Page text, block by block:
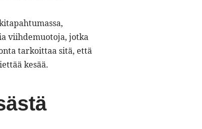
viihdemuotoja, jotka
tarkoittaa sitä, että
kesää.